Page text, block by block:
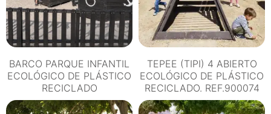
BARCO PARQUE INFANTIL
ECOLÓGICO DE PLÁSTICO
RECICLADO
TEPEE (TIPI) 4 ABIERTO
ECOLÓGICO DE PLÁSTICO
RECICLADO. REF.900074